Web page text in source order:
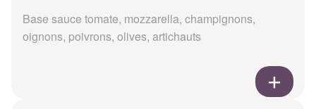
Base sauce tomate, mozzarella, champignons,
oignons, poivrons, olives, artichauts